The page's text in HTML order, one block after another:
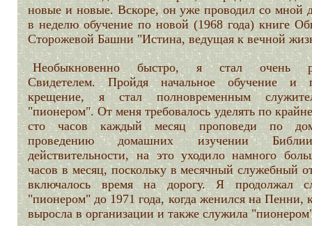
новые и новые. Вскоре, он уже проводил со мной
в неделю обучение по новой (1968 года) книге
Сторожевой Башни "Истина, ведущая к вечной
Необыкновенно быстро, я стал очень
Свидетелем. Пройдя начальное обучение и
крещение, я стал полновременным
"пионером". От меня требовалось уделять по
сто часов каждый месяц проповеди по
проведению домашних изучении
действительности, на это уходило намного
часов в месяц, поскольку в месячный служебный
включалось время на дорогу. Я продолжал
"пионером" до 1971 года, когда женился на Пенни,
выросла в организации и также служила